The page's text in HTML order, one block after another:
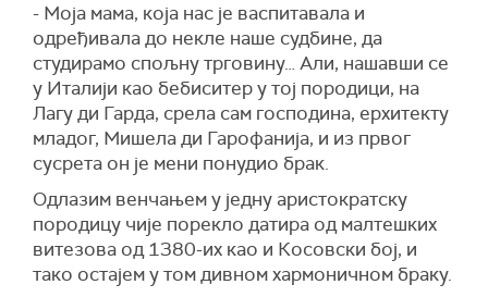
- Моја мама, која нас је васпитавала и
одређивала до некле наше судбине, да
студирамо спољну трговину… Али, нашавши се
у Италији као бебиситер у тој породици, на
Лагу ди Гарда, срела сам господина, ерхитекту
младог, Мишела ди Гарофанија, и из првог
сусрета он је мени понудио брак.
Одлазим венчањем у једну аристократску
породицу чије порекло датира од малтешких
витезова од 1380-их као и Косовски бој, и
тако остајем у том дивном хармоничном браку.